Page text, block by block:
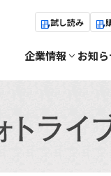
試し読み
企業情報 お知